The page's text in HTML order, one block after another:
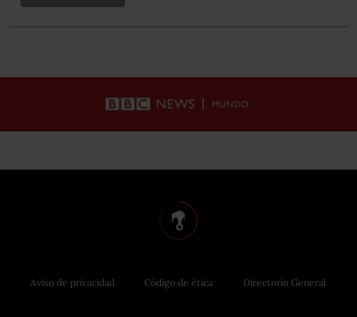
Aviso de privacidad Código de ética Directorio General